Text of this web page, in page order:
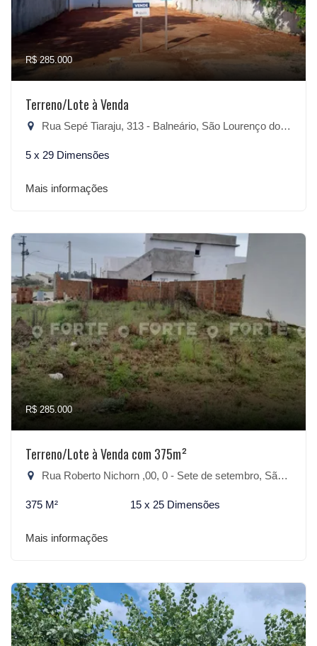
R$ 285.000
Terreno/Lote à Venda
Rua Sepé Tiaraju, 313 - Balneário, São Lourenço do Sul-RS
5 x 29 Dimensões
Mais informações
R$ 285.000
Terreno/Lote à Venda com 375m²
Rua Roberto Nichorn ,00, 0 - Sete de setembro, São Lourenço do Sul-RS
375 M² 15 x 25 Dimensões
Mais informações